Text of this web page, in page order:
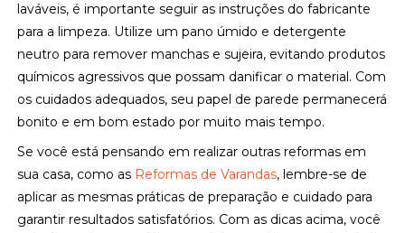
laváveis, é importante seguir as instruções do fabricante
para a limpeza. Utilize um pano úmido e detergente
neutro para remover manchas e sujeira, evitando produtos
químicos agressivos que possam danificar o material. Com
os cuidados adequados, seu papel de parede permanecerá
bonito e em bom estado por muito mais tempo.
Se você está pensando em realizar outras reformas em
sua casa, como as Reformas de Varandas, lembre-se de
aplicar as mesmas práticas de preparação e cuidado para
garantir resultados satisfatórios. Com as dicas acima, você